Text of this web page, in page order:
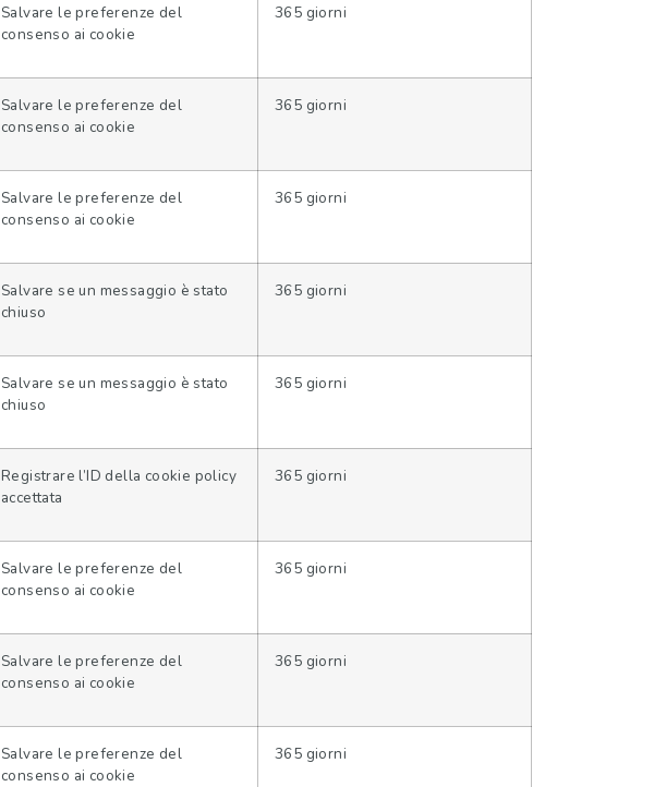
Salvare le preferenze del
consenso ai cookie
365 giorni
Salvare le preferenze del
consenso ai cookie
365 giorni
Salvare le preferenze del
consenso ai cookie
365 giorni
Salvare se un messaggio è stato
chiuso
365 giorni
Salvare se un messaggio è stato
chiuso
365 giorni
Registrare l’ID della cookie policy
accettata
365 giorni
Salvare le preferenze del
consenso ai cookie
365 giorni
Salvare le preferenze del
consenso ai cookie
365 giorni
Salvare le preferenze del
consenso ai cookie
365 giorni